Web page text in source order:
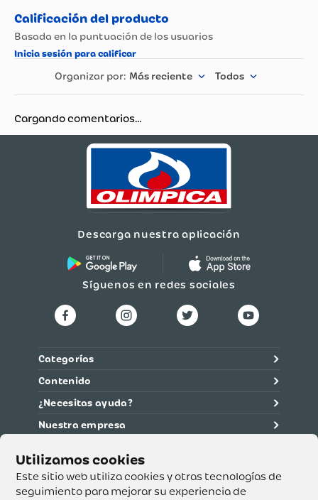
Este sitio web utiliza cookies y otras tecnologías de
seguimiento para mejorar su experiencia de
Más reciente Todos
Cargando comentarios…
Descarga nuestra aplicación
Síguenos en redes sociales
Categorías
Contenido
¿Necesitas ayuda?
Nuestra empresa